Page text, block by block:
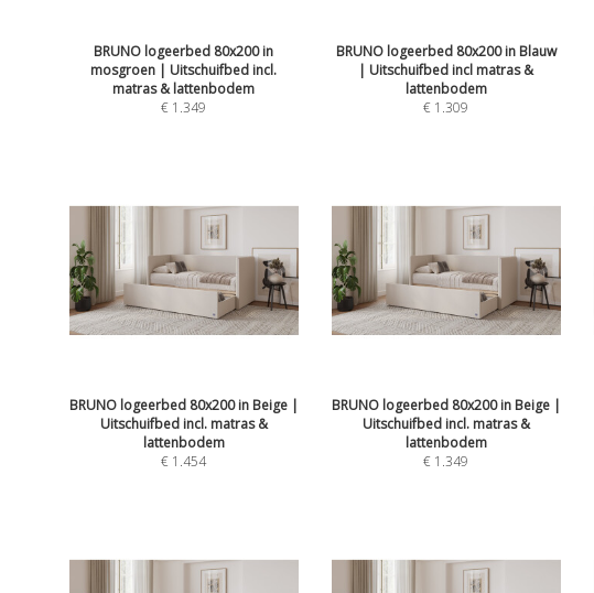
BRUNO logeerbed 80x200 in
mosgroen | Uitschuifbed incl.
matras & lattenbodem
€ 1.349
BRUNO logeerbed 80x200 in Blauw
| Uitschuifbed incl matras &
lattenbodem
€ 1.309
BRUNO logeerbed 80x200 in Beige |
Uitschuifbed incl. matras &
lattenbodem
€ 1.454
BRUNO logeerbed 80x200 in Beige |
Uitschuifbed incl. matras &
lattenbodem
€ 1.349